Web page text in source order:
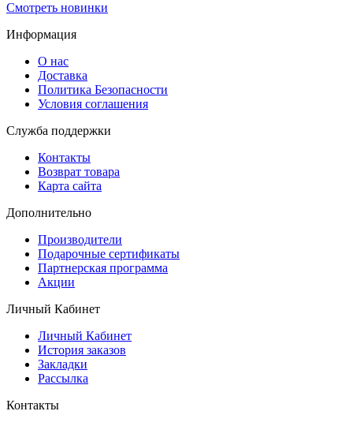
Смотреть новинки
Информация
О нас
Доставка
Политика Безопасности
Условия соглашения
Служба поддержки
Контакты
Возврат товара
Карта сайта
Дополнительно
Производители
Подарочные сертификаты
Партнерская программа
Акции
Личный Кабинет
Личный Кабинет
История заказов
Закладки
Рассылка
Контакты